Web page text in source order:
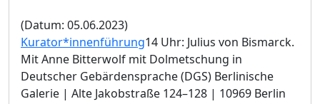
(Datum: 05.06.2023)
Kurator*innenführung14 Uhr: Julius von Bismarck.
Mit Anne Bitterwolf mit Dolmetschung in
Deutscher Gebärdensprache (DGS) Berlinische
Galerie | Alte Jakobstraße 124–128 | 10969 Berlin